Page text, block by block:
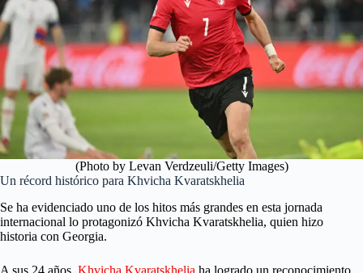
(Photo by Levan Verdzeuli/Getty Images)
Un récord histórico para Khvicha Kvaratskhelia
Se ha evidenciado uno de los hitos más grandes en esta jornada
internacional lo protagonizó Khvicha Kvaratskhelia, quien hizo
historia con Georgia.
A sus 24 años, Khvicha Kvaratskhelia ha logrado un reconocimiento